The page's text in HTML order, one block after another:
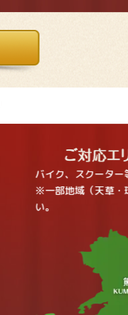
バイク、スクーター
※一部地域（天草・
い。